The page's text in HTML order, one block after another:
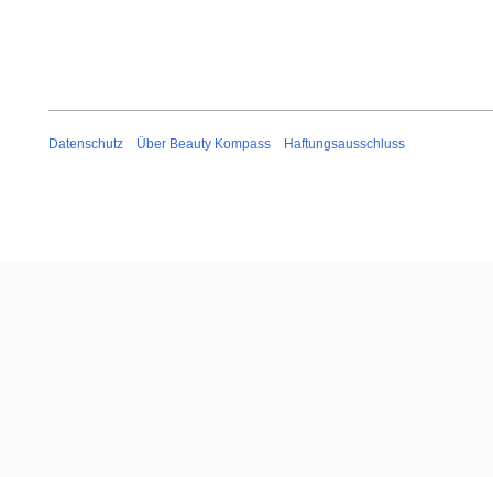
Datenschutz Über Beauty Kompass Haftungsausschluss